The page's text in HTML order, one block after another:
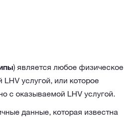
) является любое физическое
услугой, или которое
с оказываемой LHV услугой.
данные, которая известна